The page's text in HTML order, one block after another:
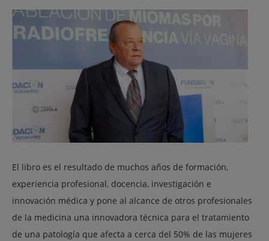
El libro es el resultado de muchos años de formación,
experiencia profesional, docencia, investigación e
innovación médica y pone al alcance de otros profesionales
de la medicina una innovadora técnica para el tratamiento
de una patología que afecta a cerca del 50% de las mujeres